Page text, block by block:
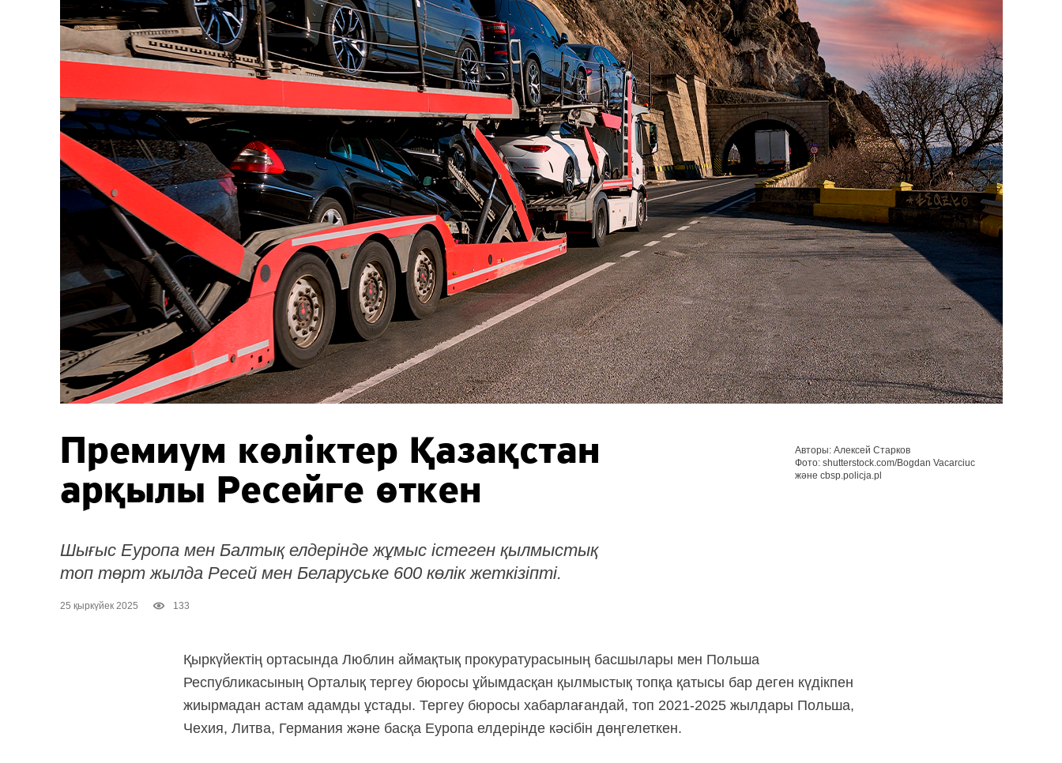
Премиум көліктер Қазақстан
арқылы Ресейге өткен
Шығыс Еуропа мен Балтық елдерінде жұмыс істеген қылмыстық
топ төрт жылда Ресей мен Беларуське 600 көлік жеткізіпті.
25 қыркүйек 2025 133
Авторы: Алексей Старков
Фото: shutterstock.com/Bogdan Vacarciuc
және cbsp.policja.pl
Қыркүйектің ортасында Люблин аймақтық прокуратурасының басшылары мен Польша
Республикасының Орталық тергеу бюросы ұйымдасқан қылмыстық топқа қатысы бар деген күдікпен
жиырмадан астам адамды ұстады. Тергеу бюросы хабарлағандай, топ 2021-2025 жылдары Польша,
Чехия, Литва, Германия және басқа Еуропа елдерінде кәсібін дөңгелеткен.